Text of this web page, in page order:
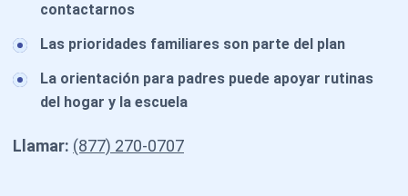
contactarnos
Las prioridades familiares son parte del plan
La orientación para padres puede apoyar rutinas
del hogar y la escuela
Llamar: (877) 270-0707